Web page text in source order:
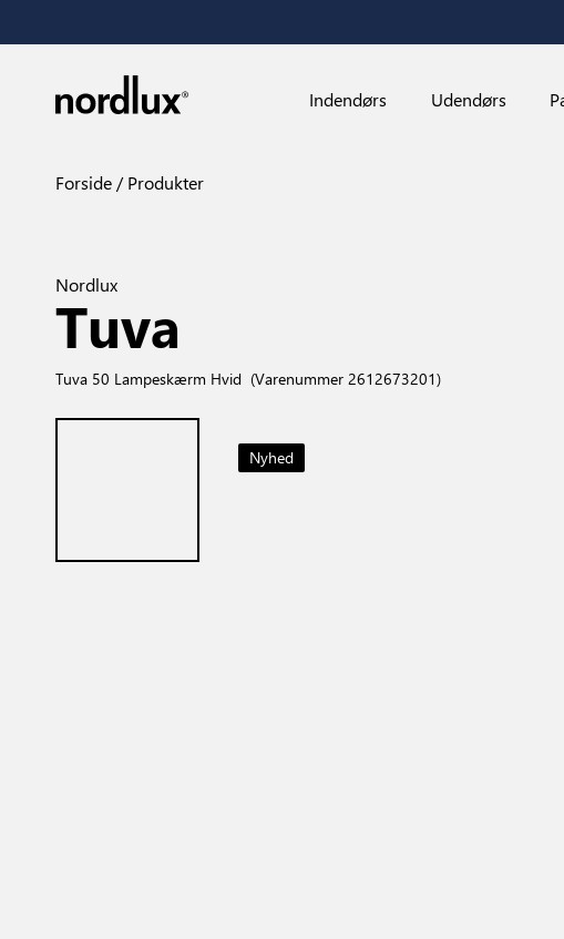
Indendørs Udendørs
Forside Produkter
Nordlux
Tuva
Tuva 50 Lampeskærm Hvid (Varenummer 2612673201)
Nyhed